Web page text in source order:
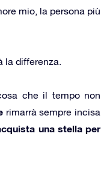
mio, la persona più
la differenza.
che il tempo non
rimarrà sempre incisa
una stella per